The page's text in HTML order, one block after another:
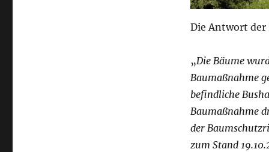
Die Antwort der
„Die Bäume
Baumaßnahme
befindliche
Baumaßnahme
der
zum Stand